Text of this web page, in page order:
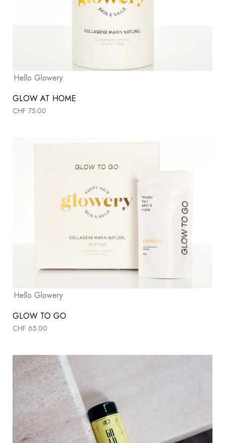
Hello Glowery
GLOW AT HOME
CHF 75.00
Hello Glowery
GLOW TO GO
CHF 65.00